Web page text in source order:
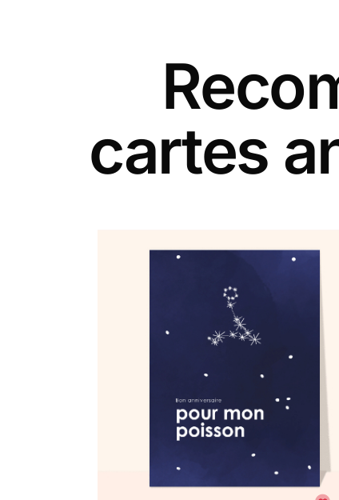
cartes